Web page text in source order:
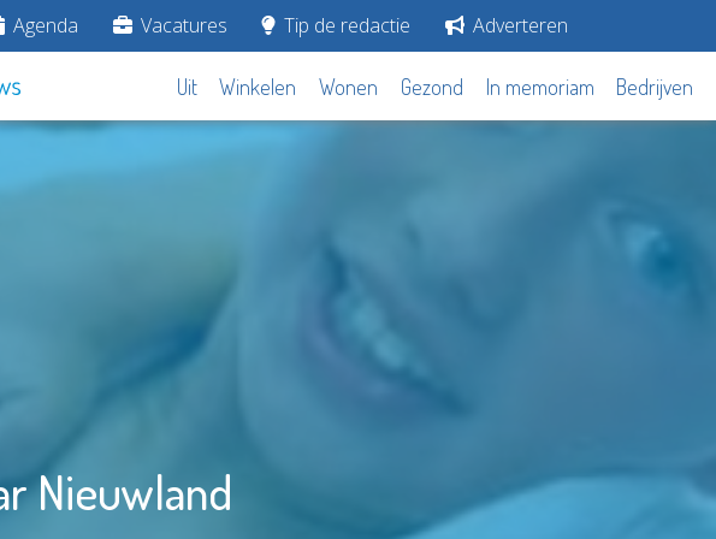
Agenda Vacatures Tip de redactie Adverteren
Uit Winkelen Wonen Gezond In memoriam Bedrijven
Nieuwland